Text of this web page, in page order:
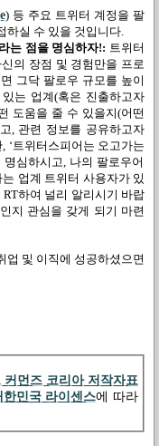
) 등 주요 트위터 계정을 팔
하실 수 있을 것입니다.
는 점을 명심하자!: 트위터
의 장점 및 경험만을 프로
그닥 팔로우 규모를 높이
는 업계(혹은 진출하고자
도움을 줄 수 있을지(어떤
관련 정보를 공유하고자
, ‘ 트위터스피어는 오고가는
명심하시고
나의 팔로우어
업계 트위터 사용자가 있
RT하여 널리 알리시기 바랍
지 관심을 갖게 되기 마련
업 및 이직에 성공하셨으면
커먼즈 코리아 저작자표
민국 라이센스에 따라